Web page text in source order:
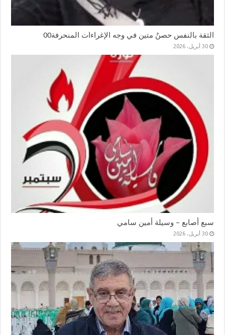
الثقة بالنفس حصنٌ متين في وجه الإغراءات المنحرفة00
30 أبريل، 2026
سبع أصابع – وسيلة أمين سامي
30 أبريل، 2026